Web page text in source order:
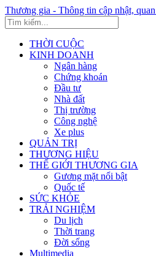
Thương gia - Thông tin cập nhật,
THỜI CUỘC
KINH DOANH
Ngân hàng
Chứng khoán
Đầu tư
Nhà đất
Thị trường
Công nghệ
Xe plus
QUẢN TRỊ
THƯƠNG HIỆU
THẾ GIỚI THƯƠNG GIA
Gương mặt nổi bật
Quốc tế
SỨC KHỎE
TRẢI NGHIỆM
Du lịch
Thời trang
Đời sống
Multimedia